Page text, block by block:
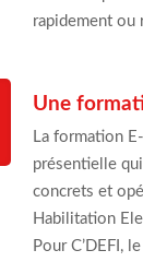
rapidement ou
Une
La formation
présentielle
concrets et
Habilitation
Pour C’DEFI,